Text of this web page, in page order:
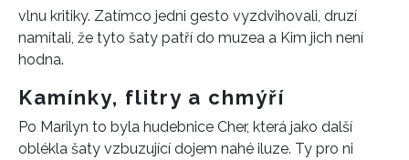
vlnu kritiky. Zatímco jedni gesto vyzdvihovali, druzí
namítali, že tyto šaty patří do muzea a Kim jich není
hodna.
Kamínky, flitry a chmýří
Po Marilyn to byla hudebnice Cher, která jako další
oblékla šaty vzbuzující dojem nahé iluze. Ty pro ni